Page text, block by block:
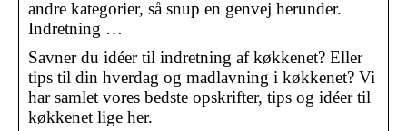
andre kategorier, så snup en genvej herunder.
Indretning …
Savner du idéer til indretning af køkkenet? Eller
tips til din hverdag og madlavning i køkkenet? Vi
har samlet vores bedste opskrifter, tips og idéer til
køkkenet lige her.